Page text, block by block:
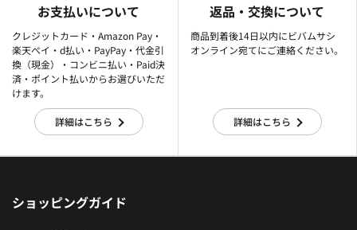
お支払いについて
クレジットカード・Amazon Pay・
楽天ぺイ・d払い・PayPay・代金引
換（現金）・コンビニ払い・Paid決
済・ポイント払いからお選びいただ
けます。
詳細はこちら
返品・交換について
商品到着後14日以内にビバムサシ
オンライン宛てにご連絡ください。
詳細はこちら
ショッピングガイド